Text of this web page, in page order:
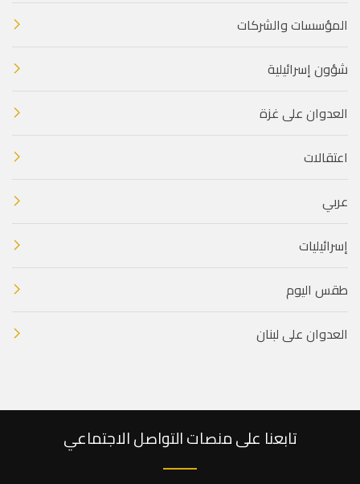
المؤسسات والشركات
شؤون إسرائيلية
العدوان على غزة
اعتقالات
عربي
إسرائيليات
طقس اليوم
العدوان على لبنان
تابعنا على منصات التواصل الاجتماعي